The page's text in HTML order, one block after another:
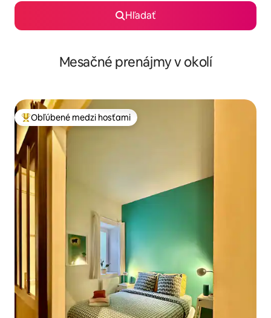
Hľadať
Mesačné prenájmy v okolí
Najobľúbenejšie medzi hosťami
Obľúbené medzi hosťami